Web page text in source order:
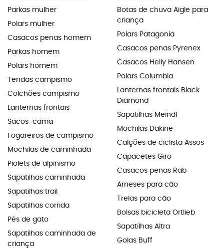
Parkas mulher
Polars mulher
Casacos penas homem
Parkas homem
Polars homem
Tendas campismo
Colchões campismo
Lanternas frontais
Sacos-cama
Fogareiros de campismo
Mochilas de caminhada
Piolets de alpinismo
Sapatilhas caminhada
Sapatilhas trail
Sapatilhas corrida
Pés de gato
Sapatilhas caminhada de
criança
Botas de chuva Aigle para
criança
Polars Patagonia
Casacos penas Pyrenex
Casacos Helly Hansen
Polars Columbia
Lanternas frontais Black
Diamond
Sapatilhas Meindl
Mochilas Dakine
Calções de ciclista Assos
Capacetes Giro
Casacos penas Rab
Arneses para cão
Trelas para cão
Bolsas bicicleta Ortlieb
Sapatilhas Altra
Golas Buff